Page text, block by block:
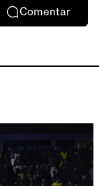
Comentar